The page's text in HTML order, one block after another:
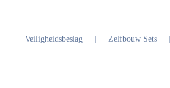
Veiligheidsbeslag Zelfbouw Sets